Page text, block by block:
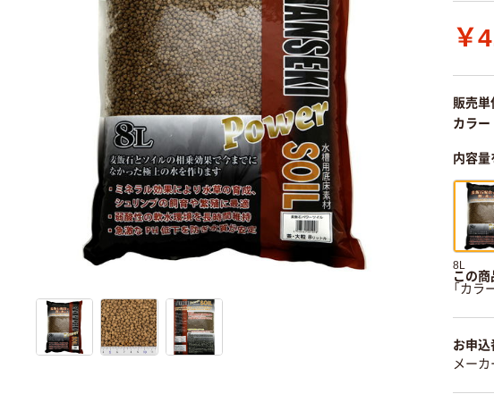
￥
販売単
カラー
内容量
8L
この
「カラ
お申
メー